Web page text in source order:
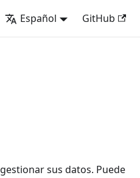
Español GitHub
sus datos. Puede